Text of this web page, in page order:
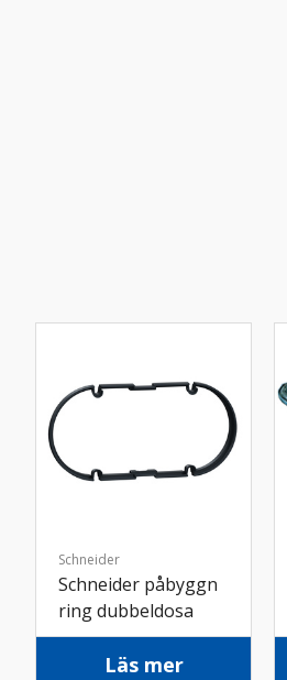
Schneider
Schneider påbyggn
ring dubbeldosa
6mm sv
Läs mer